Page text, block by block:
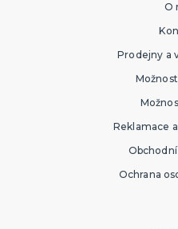
O
Prodejny a
Reklamace
Ochrana